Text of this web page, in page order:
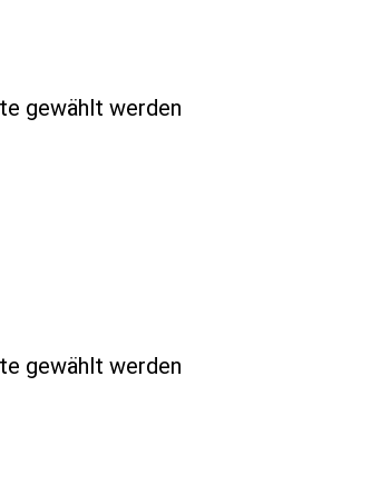
gewählt werden
gewählt werden